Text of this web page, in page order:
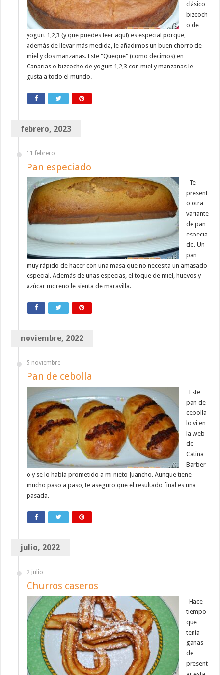
clásico
bizcoch
o de
yogurt 1,2,3 (y que puedes leer aquí) es especial porque,
además de llevar más medida, le añadimos un buen chorro de
miel y dos manzanas. Este "Queque" (como decimos) en
Canarias o bizcocho de yogurt 1,2,3 con miel y manzanas le
gusta a todo el mundo.
febrero, 2023
11 febrero
Pan especiado
Te
present
o otra
variante
de pan
especia
do. Un
pan
muy rápido de hacer con una masa que no necesita un amasado
especial. Además de unas especias, el toque de miel, huevos y
azúcar moreno le sienta de maravilla.
noviembre, 2022
5 noviembre
Pan de cebolla
Este
pan de
cebolla
lo vi en
la web
de
Catina
Barber
o y se lo había prometido a mi nieto Juancho. Aunque tiene
mucho paso a paso, te aseguro que el resultado final es una
pasada.
julio, 2022
2 julio
Churros caseros
Hace
tiempo
que
tenía
ganas
de
present